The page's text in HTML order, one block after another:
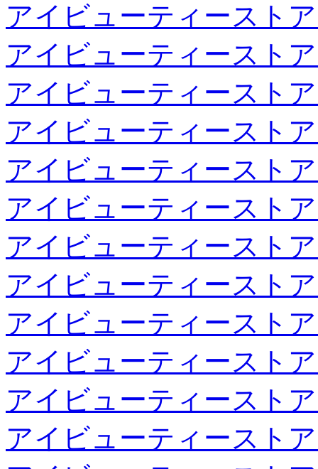
アイビューティースト
アイビューティースト
アイビューティースト
アイビューティースト
アイビューティースト
アイビューティースト
アイビューティースト
アイビューティースト
アイビューティースト
アイビューティースト
アイビューティースト
アイビューティースト